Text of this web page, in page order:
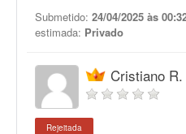
Submetido: 24/04/2025 às
estimada: Privado
Cristiano R.
Rejeitada